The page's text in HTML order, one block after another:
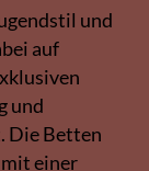
und
auf
und
Die Betten
einer